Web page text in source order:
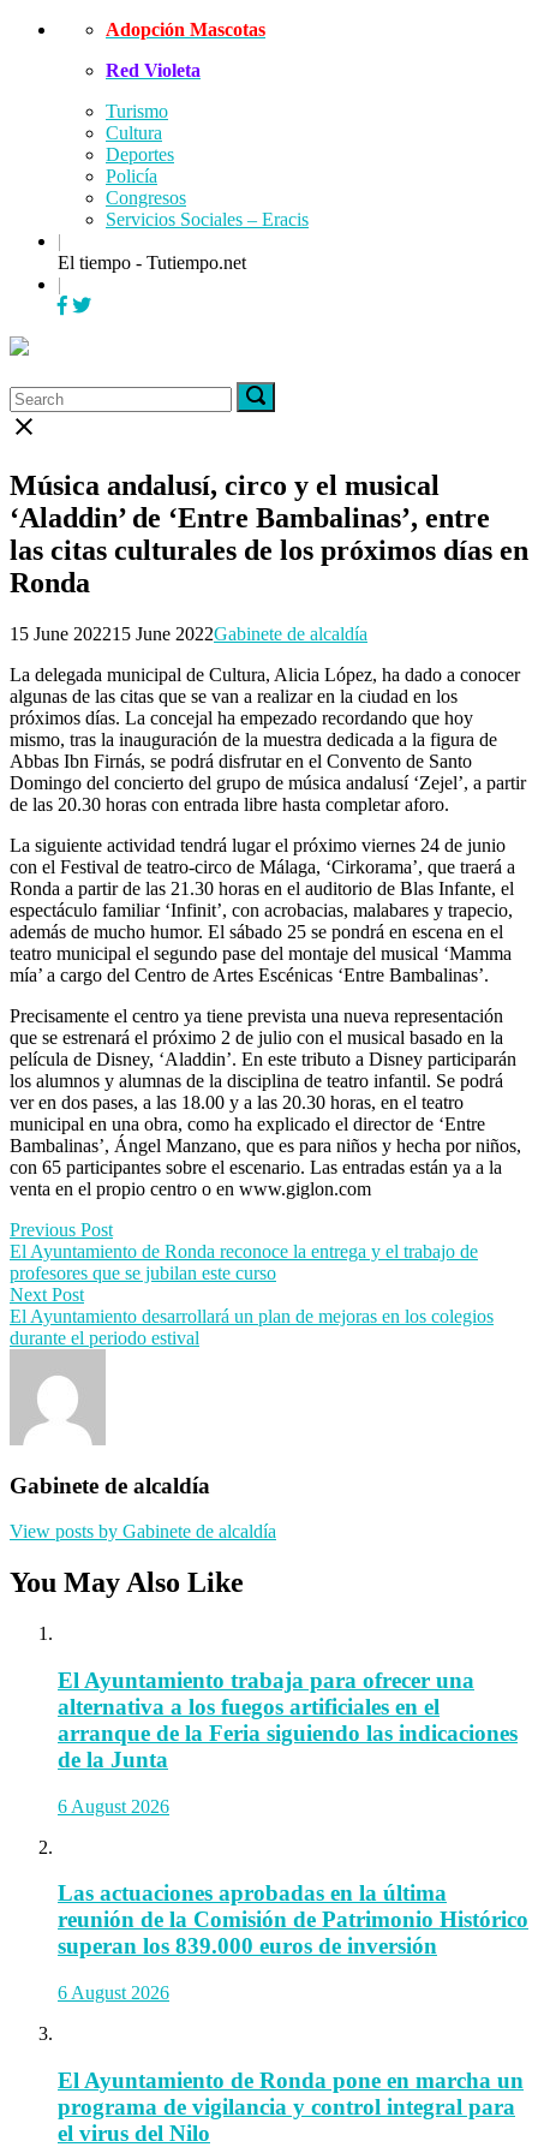
Skip
Adopción Mascotas
Red Violeta
Turismo
Cultura
Deportes
Policía
Congresos
Servicios Sociales – Eracis
|
El tiempo - Tutiempo.net
|
Menu
Search
for:
Search
for:
Search
Close
Música andalusí, circo y el musical
‘Aladdin’ de ‘Entre Bambalinas’, entre
las citas culturales de los próximos días en
Ronda
15 June 202215 June 2022Gabinete de alcaldía
La delegada municipal de Cultura, Alicia López, ha dado a conocer
algunas de las citas que se van a realizar en la ciudad en los
próximos días. La concejal ha empezado recordando que hoy
mismo, tras la inauguración de la muestra dedicada a la figura de
Abbas Ibn Firnás, se podrá disfrutar en el Convento de Santo
Domingo del concierto del grupo de música andalusí ‘Zejel’, a partir
de las 20.30 horas con entrada libre hasta completar aforo.
La siguiente actividad tendrá lugar el próximo viernes 24 de junio
con el Festival de teatro-circo de Málaga, ‘Cirkorama’, que traerá a
Ronda a partir de las 21.30 horas en el auditorio de Blas Infante, el
espectáculo familiar ‘Infinit’, con acrobacias, malabares y trapecio,
además de mucho humor. El sábado 25 se pondrá en escena en el
teatro municipal el segundo pase del montaje del musical ‘Mamma
mía’ a cargo del Centro de Artes Escénicas ‘Entre Bambalinas’.
Precisamente el centro ya tiene prevista una nueva representación
que se estrenará el próximo 2 de julio con el musical basado en la
película de Disney, ‘Aladdin’. En este tributo a Disney participarán
los alumnos y alumnas de la disciplina de teatro infantil. Se podrá
ver en dos pases, a las 18.00 y a las 20.30 horas, en el teatro
municipal en una obra, como ha explicado el director de ‘Entre
Bambalinas’, Ángel Manzano, que es para niños y hecha por niños,
con 65 participantes sobre el escenario. Las entradas están ya a la
venta en el propio centro o en www.giglon.com
Post
navigation
Previous Post
El Ayuntamiento de Ronda reconoce la entrega y el trabajo de
profesores que se jubilan este curso
Next Post
El Ayuntamiento desarrollará un plan de mejoras en los colegios
durante el periodo estival
Gabinete de alcaldía
View posts by Gabinete de alcaldía
You May Also Like
El Ayuntamiento trabaja para ofrecer una
alternativa a los fuegos artificiales en el
arranque de la Feria siguiendo las indicaciones
de la Junta
6 August 2026
Las actuaciones aprobadas en la última
reunión de la Comisión de Patrimonio Histórico
superan los 839.000 euros de inversión
6 August 2026
El Ayuntamiento de Ronda pone en marcha un
programa de vigilancia y control integral para
el virus del Nilo